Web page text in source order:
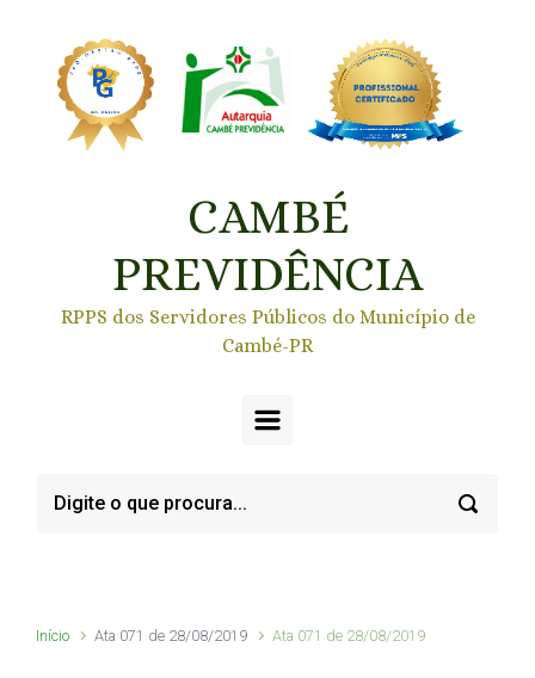
CAMBÉ
PREVIDÊNCIA
RPPS dos Servidores Públicos do Município de
Cambé-PR
Início Ata 071 de 28/08/2019 Ata 071 de 28/08/2019